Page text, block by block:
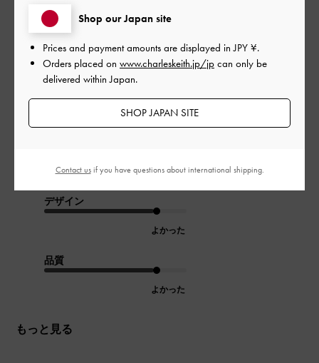
ご利用者様
naaさんのレビュー
お値段以上です！23. 0を購入しました
36/23cm | カラー:
デザイン
よかった
品質
よかった
もっと見る
Shop our Japan site
Prices and payment amounts are displayed inJPY ¥.
Orders placed on www.charleskeith.jp/jp can only be
delivered within Japan.
SHOP JAPAN SITE
Contact usif you have questions about international shipping.